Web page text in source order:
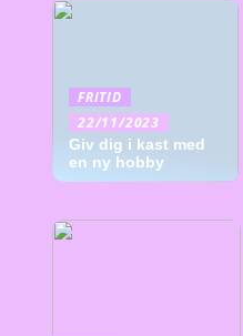
FRITID
22/11/2023
Giv dig i kast med
en ny hobby